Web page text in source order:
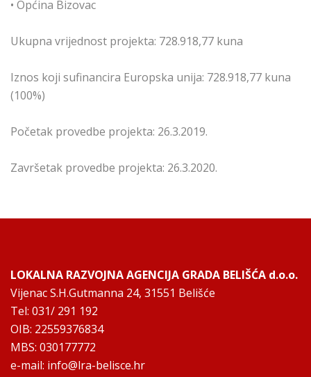
• Općina Bizovac
Ukupna vrijednost projekta: 728.918,77 kuna
Iznos koji sufinancira Europska unija: 728.918,77 kuna
(100%)
Početak provedbe projekta: 26.3.2019.
Završetak provedbe projekta: 26.3.2020.
LOKALNA RAZVOJNA AGENCIJA GRADA BELIŠĆA d.o.o.
Vijenac S.H.Gutmanna 24, 31551 Belišće
Tel: 031/ 291 192
OIB: 22559376834
MBS: 030177772
e-mail: info@lra-belisce.hr